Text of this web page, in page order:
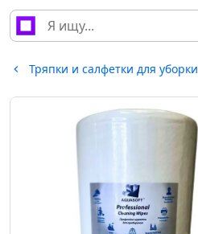
Тряпки и салфетки для уборки